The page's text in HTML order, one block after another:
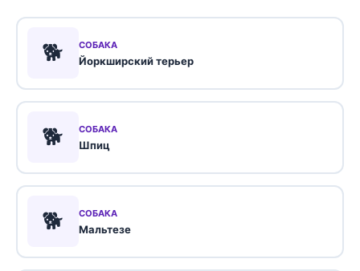
🐕 СОБАКА
Йоркширский терьер
🐕 СОБАКА
Шпиц
🐕 СОБАКА
Мальтезе